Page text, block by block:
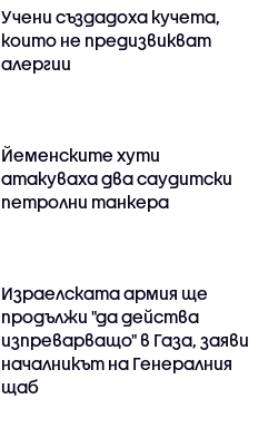
Учени създадоха кучета,
които не предизвикват
алергии
Йеменските хути
атакуваха два саудитски
петролни танкера
Израелската армия ще
продължи "да действа
изпреварващо" в Газа, заяви
началникът на Генералния
щаб